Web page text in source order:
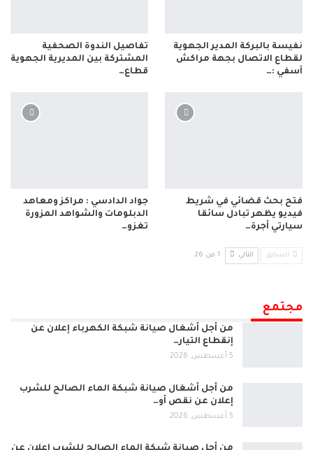
نفيسة بالبركة المدير الجهوية
لقطاع الاتصال بجهة مراكش
آسفي :…
تفاصيل الندوة الصحفية
المشتركة بين المديرية الجهوية
قطاع…
فتح بحث قضائي في شريط
فيديو يظهر تبادل سائقا
سيارتي أجرة…
جواد الدادسي : مراكز ومعاهد
الدبلومات والشواهد المزورة
تغزو…
السابق التالي 1 من 26
مجتمع
من أجل أشغال صيانة شبكة الكهرباء إعلان عن
إنقطاع التيار…
5 أغسطس, 2026
من أجل أشغال صيانة شبكة الماء الصالح للشرب
إعلان عن نقص أو…
5 أغسطس, 2026